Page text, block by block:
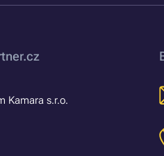
Kamara s.r.o.